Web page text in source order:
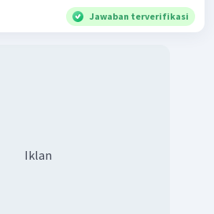
Jawaban terverifikasi
Iklan